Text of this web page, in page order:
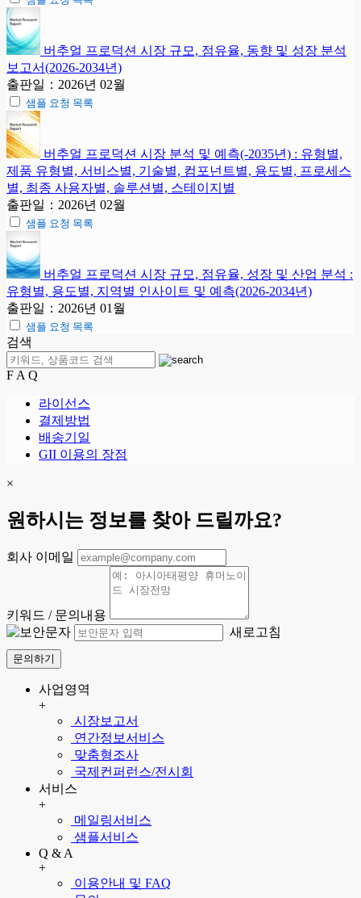
버추얼 프로덕션 시장 규모, 점유율, 동향 및 성장 분석
보고서(2026-2034년)
출판일：2026년 02월
샘플 요청 목록
버추얼 프로덕션 시장 분석 및 예측(-2035년) : 유형별,
제품 유형별, 서비스별, 기술별, 컴포넌트별, 용도별, 프로세스
별, 최종 사용자별, 솔루션별, 스테이지별
출판일：2026년 02월
샘플 요청 목록
버추얼 프로덕션 시장 규모, 점유율, 성장 및 산업 분석 :
유형별, 용도별, 지역별 인사이트 및 예측(2026-2034년)
출판일：2026년 01월
샘플 요청 목록
검색
F A Q
라이선스
결제방법
배송기일
GII 이용의 장점
×
원하시는 정보를 찾아 드릴까요?
회사 이메일
키워드 / 문의내용
새로고침
문의하기
사업영역
+
시장보고서
연간정보서비스
맞춤형조사
국제컨퍼런스/전시회
서비스
+
메일링서비스
샘플서비스
Q & A
+
이용안내 및 FAQ